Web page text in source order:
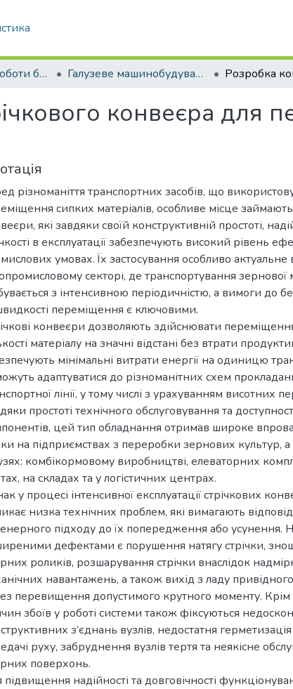
Кваліфікаційні роботи бакалаврів Галузеве машинобудування
конвеєра для
різноманіття транспортних засобів, що
сипких матеріалів, особливе місце займають
які завдяки своїй конструктивній простоті,
в експлуатації забезпечують високий рівень
умовах. Їх застосування особливо актуальне
секторі, де транспортування зернової
з інтенсивною періодичністю, а вимоги до
переміщення є ключовими.
конвеєри дозволяють здійснювати
матеріалу на значні відстані без втрати
мінімальні витрати енергії на одиницю
адаптуватися до різноманітних схем
лінії, у тому числі з урахуванням висотних
простоті технічного обслуговування та
цей тип обладнання отримав широке
на підприємствах з переробки зернових культур,
комбікормовому виробництві, елеваторних
на складах та у логістичних центрах.
у процесі інтенсивної експлуатації стрічкових
низка технічних проблем, які вимагають
підходу до їх попередження або усунення.
дефектами є порушення натягу стрічки,
роликів, розшарування стрічки внаслідок
навантажень, а також вихід з ладу
перевищення допустимого крутного моменту. Крім
збоїв у роботі системи також фіксуються
з’єднань вузлів, недостатня
руху, забруднення вузлів тертя та неякісне
поверхонь.
надійності та довговічності